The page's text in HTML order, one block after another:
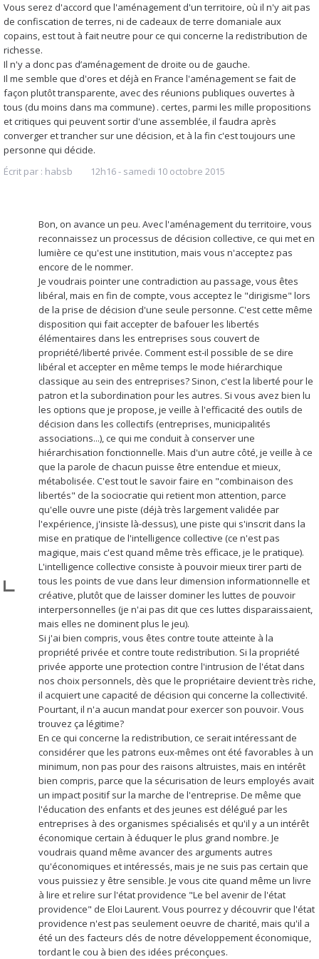
Vous serez d'accord que l'aménagement d'un territoire, où il n'y ait pas
de confiscation de terres, ni de cadeaux de terre domaniale aux
copains, est tout à fait neutre pour ce qui concerne la redistribution de
richesse.
Il n'y a donc pas d’aménagement de droite ou de gauche.
Il me semble que d'ores et déjà en France l'aménagement se fait de
façon plutôt transparente, avec des réunions publiques ouvertes à
tous (du moins dans ma commune) . certes, parmi les mille propositions
et critiques qui peuvent sortir d'une assemblée, il faudra après
converger et trancher sur une décision, et à la fin c'est toujours une
personne qui décide.
Écrit par : habsb 12h16- samedi 10 octobre 2015
Bon, on avance un peu. Avec l'aménagement du territoire, vous
reconnaissez un processus de décision collective, ce qui met en
lumière ce qu'est une institution, mais vous n'acceptez pas
encore de le nommer.
Je voudrais pointer une contradiction au passage, vous êtes
libéral, mais en fin de compte, vous acceptez le "dirigisme" lors
de la prise de décision d'une seule personne. C'est cette même
disposition qui fait accepter de bafouer les libertés
élémentaires dans les entreprises sous couvert de
propriété/liberté privée. Comment est-il possible de se dire
libéral et accepter en même temps le mode hiérarchique
classique au sein des entreprises? Sinon, c'est la liberté pour le
patron et la subordination pour les autres. Si vous avez bien lu
les options que je propose, je veille à l'efficacité des outils de
décision dans les collectifs (entreprises, municipalités
associations...), ce qui me conduit à conserver une
hiérarchisation fonctionnelle. Mais d'un autre côté, je veille à ce
que la parole de chacun puisse être entendue et mieux,
métabolisée. C'est tout le savoir faire en "combinaison des
libertés" de la sociocratie qui retient mon attention, parce
qu'elle ouvre une piste (déjà très largement validée par
l'expérience, j'insiste là-dessus), une piste qui s'inscrit dans la
mise en pratique de l'intelligence collective (ce n'est pas
magique, mais c'est quand même très efficace, je le pratique).
L'intelligence collective consiste à pouvoir mieux tirer parti de
tous les points de vue dans leur dimension informationnelle et
créative, plutôt que de laisser dominer les luttes de pouvoir
interpersonnelles (je n'ai pas dit que ces luttes disparaissaient,
mais elles ne dominent plus le jeu).
Si j'ai bien compris, vous êtes contre toute atteinte à la
propriété privée et contre toute redistribution. Si la propriété
privée apporte une protection contre l'intrusion de l'état dans
nos choix personnels, dès que le propriétaire devient très riche,
il acquiert une capacité de décision qui concerne la collectivité.
Pourtant, il n'a aucun mandat pour exercer son pouvoir. Vous
trouvez ça légitime?
En ce qui concerne la redistribution, ce serait intéressant de
considérer que les patrons eux-mêmes ont été favorables à un
minimum, non pas pour des raisons altruistes, mais en intérêt
bien compris, parce que la sécurisation de leurs employés avait
un impact positif sur la marche de l'entreprise. De même que
l'éducation des enfants et des jeunes est délégué par les
entreprises à des organismes spécialisés et qu'il y a un intérêt
économique certain à éduquer le plus grand nombre. Je
voudrais quand même avancer des arguments autres
qu'économiques et intéressés, mais je ne suis pas certain que
vous puissiez y être sensible. Je vous cite quand même un livre
à lire et relire sur l'état providence "Le bel avenir de l'état
providence" de Eloi Laurent. Vous pourrez y découvrir que l'état
providence n'est pas seulement oeuvre de charité, mais qu'il a
été un des facteurs clés de notre développement économique,
tordant le cou à bien des idées préconçues.